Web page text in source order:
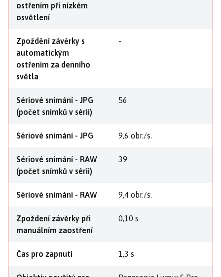
ostřením při nízkém
osvětlení
Zpoždění závěrky s
automatickým
ostřením za denního
světla
-
Sériové snímání - JPG
(počet snímků v sérii)
56
Sériové snímání - JPG 9,6 obr./s.
Sériové snímání - RAW
(počet snímků v sérii)
39
Sériové snímání - RAW 9,4 obr./s.
Zpoždení závěrky při
manuálním zaostření
0,10 s
Čas pro zapnutí 1,3 s